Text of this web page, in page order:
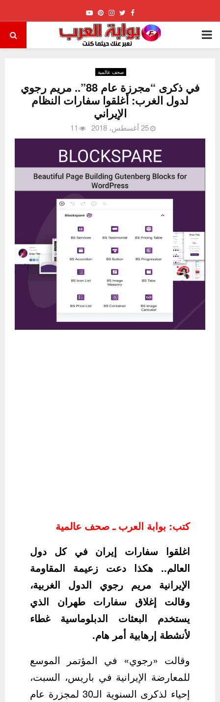
Facebook
Twitter
Instagram
Pinterest
Youtube
PRIMARY
صحف عالمية
في ذكرى “مجرزة عام 88”.. مريم رجوي
لدول الغرب: أغلقوا سفارات النظام
الإيراني
25 أغسطس، 2018 11
كتب: بوابة العرب ـ صحف عالمية
اغلقوا سفارات إيران في كل دول
العالم.. هكذا دعت زعيمة المقاومة
الإيرانية مريم رجوي الدول الغربية،
وقالت إغلاق سفارات طهران الذي
يستخدم البعثات الدبلوماسية غطاء
لأنشطة إرهابية أمر هام.
وقالت «رجوي» في المؤتمر الموسع
للمعارضة الإيرانية في باريس، السبت،
إحياء لذكرى السنوية الـ30 لمجزرة عام